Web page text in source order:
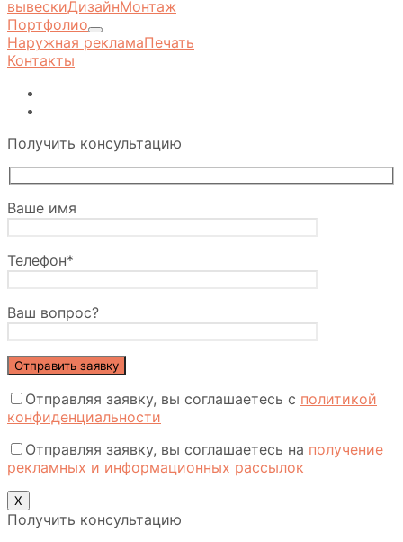
вывескиДизайнМонтаж
Портфолио
Наружная рекламаПечать
Контакты
Получить консультацию
Ваше имя
Телефон*
Ваш вопрос?
Отправляя заявку, вы соглашаетесь с политикой
конфиденциальности
Отправляя заявку, вы соглашаетесь на получение
рекламных и информационных рассылок
Х
Получить консультацию